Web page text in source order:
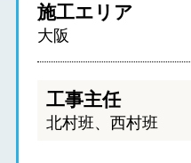
施工エリア
大阪
工事主任
北村班、西村班